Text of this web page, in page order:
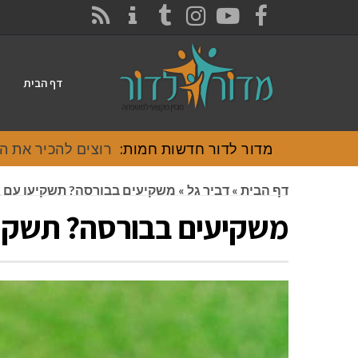
FACEBOOK
YOUTUBE
INSTAGRAM
TUMBLR
דף הבית
מדור לדור חדשות חמות: רוצים להכיר את
דף הבית » דביר גל » משקיעים בבורסה? תשקיעו עם
משקיעים בבורסה?